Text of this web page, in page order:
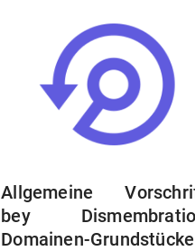
Allgemeine
bey
Domainen-Grundstücke